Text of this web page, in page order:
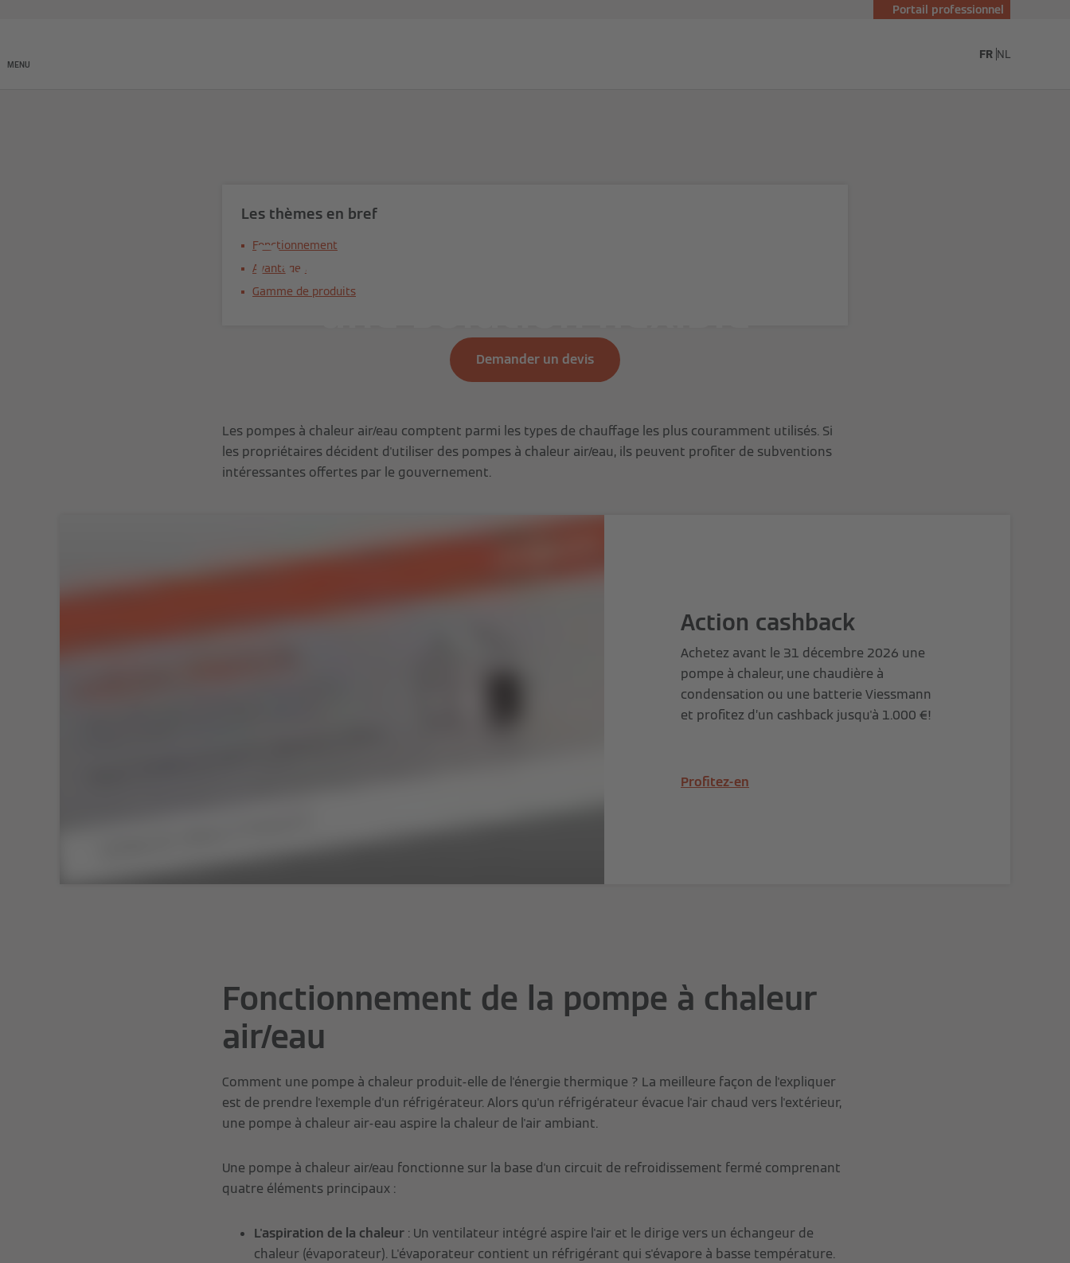
Portail professionnel
MENU
FR NL
Pompes à chaleur air/eau :
une solution flexible
Demander un devis
Les thèmes en bref
Fonctionnement
Avantages
Gamme de produits
Les pompes à chaleur air/eau comptent parmi les types de chauffage les plus couramment utilisés. Si
les propriétaires décident d'utiliser des pompes à chaleur air/eau, ils peuvent profiter de subventions
intéressantes offertes par le gouvernement.
Action cashback
Achetez avant le 31 décembre 2026 une
pompe à chaleur, une chaudière à
condensation ou une batterie Viessmann
et profitez d’un cashback jusqu'à 1.000 €!
Profitez-en
Fonctionnement de la pompe à chaleur
air/eau
Comment une pompe à chaleur produit-elle de l'énergie thermique ? La meilleure façon de l'expliquer
est de prendre l'exemple d'un réfrigérateur. Alors qu'un réfrigérateur évacue l'air chaud vers l'extérieur,
une pompe à chaleur air-eau aspire la chaleur de l'air ambiant.
Une pompe à chaleur air/eau fonctionne sur la base d'un circuit de refroidissement fermé comprenant
quatre éléments principaux :
L'aspiration de la chaleur : Un ventilateur intégré aspire l'air et le dirige vers un échangeur de
chaleur (évaporateur). L'évaporateur contient un réfrigérant qui s'évapore à basse température.